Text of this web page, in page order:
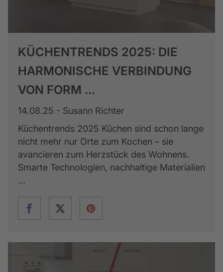
KÜCHENTRENDS 2025: DIE
HARMONISCHE VERBINDUNG
VON FORM ...
14.08.25 - Susann Richter
Küchentrends 2025 Küchen sind schon lange
nicht mehr nur Orte zum Kochen – sie
avancieren zum Herzstück des Wohnens.
Smarte Technologien, nachhaltige Materialien
...